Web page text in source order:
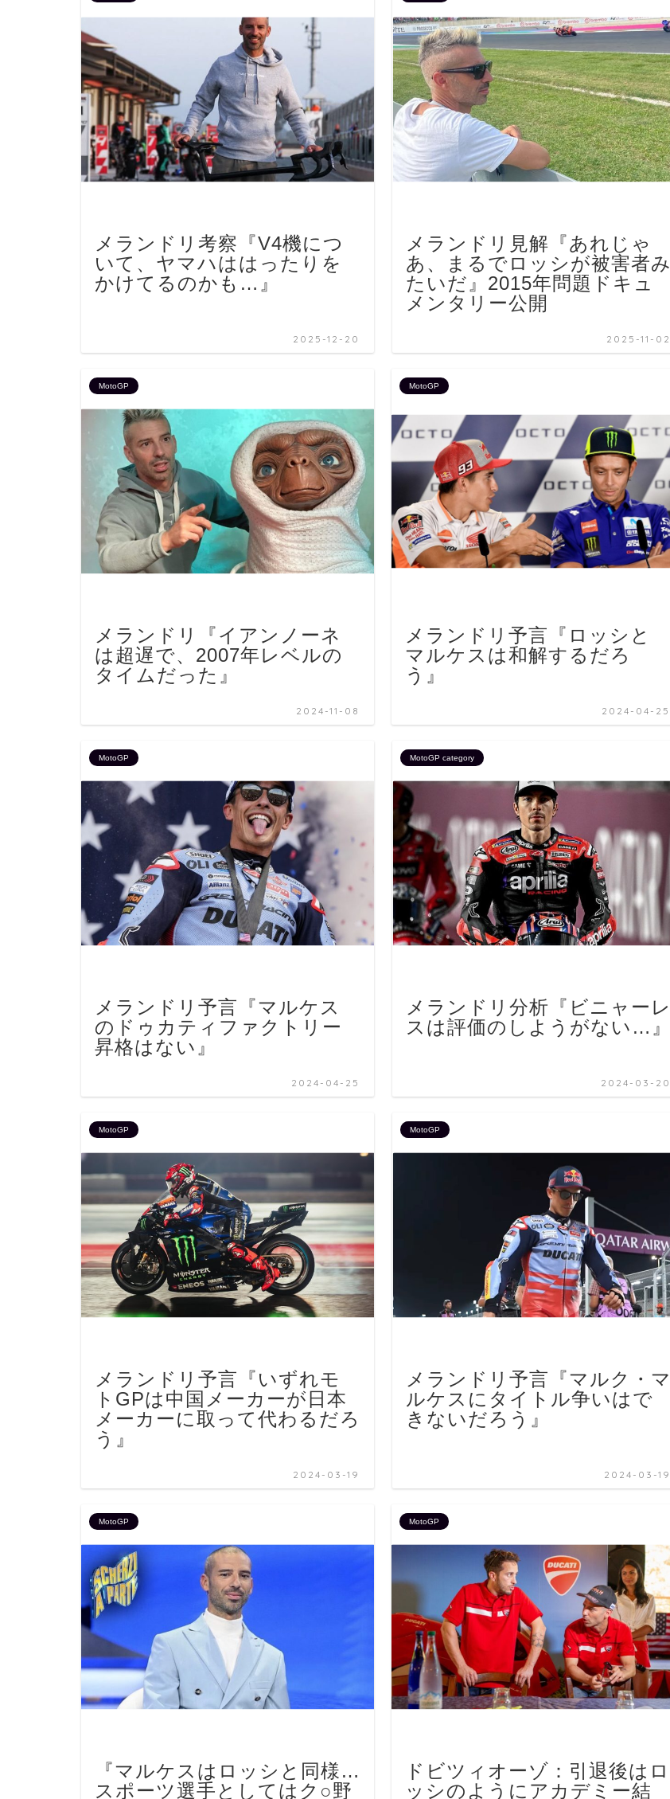
メランドリ考察『V4機につ
いて、ヤマハははったりを
かけてるのかも…』
2025-12-20
メランドリ見解『あれじゃ
あ、まるでロッシが被害者み
たいだ』2015年問題ドキュ
メンタリー公開
2025-11-02
MotoGP
メランドリ『イアンノーネ
は超遅で、2007年レベルの
タイムだった』
2024-11-08
MotoGP
メランドリ予言『ロッシと
マルケスは和解するだろ
う』
2024-04-25
MotoGP
メランドリ予言『マルケス
のドゥカティファクトリー
昇格はない』
2024-04-25
MotoGP category
メランドリ分析『ビニャーレ
スは評価のしようがない…』
2024-03-20
MotoGP
メランドリ予言『いずれモ
トGPは中国メーカーが日本
メーカーに取って代わるだろ
う』
2024-03-19
MotoGP
メランドリ予言『マルク・マ
ルケスにタイトル争いはで
きないだろう』
2024-03-19
MotoGP
『マルケスはロッシと同様…
スポーツ選手としてはク○野
MotoGP
ドビツィオーゾ：引退後はロ
ッシのようにアカデミー結